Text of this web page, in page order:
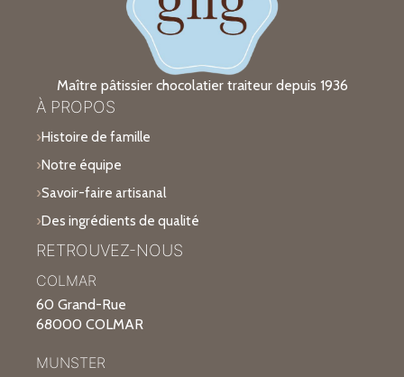
Maître pâtissier chocolatier traiteur depuis 1936
À PROPOS
Histoire de famille
Notre équipe
Savoir-faire artisanal
Des ingrédients de qualité
RETROUVEZ-NOUS
COLMAR
60 Grand-Rue
68000 COLMAR
MUNSTER